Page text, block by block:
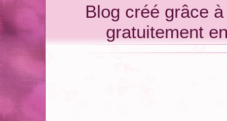
Blog créé grâce
gratuitement